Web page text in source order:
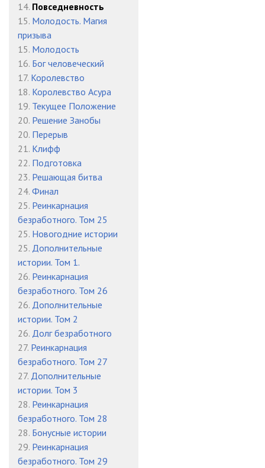
14. Повседневность
15. Молодость. Магия
призыва
15. Молодость
16. Бог человеческий
17. Королевство
18. Королевство Асура
19. Текущее Положение
20. Решение Занобы
20. Перерыв
21. Клифф
22. Подготовка
23. Решающая битва
24. Финал
25. Реинкарнация
безработного. Том 25
25. Новогодние истории
25. Дополнительные
истории. Том 1.
26. Реинкарнация
безработного. Том 26
26. Дополнительные
истории. Том 2
26. Долг безработного
27. Реинкарнация
безработного. Том 27
27. Дополнительные
истории. Том 3
28. Реинкарнация
безработного. Том 28
28. Бонусные истории
29. Реинкарнация
безработного. Том 29